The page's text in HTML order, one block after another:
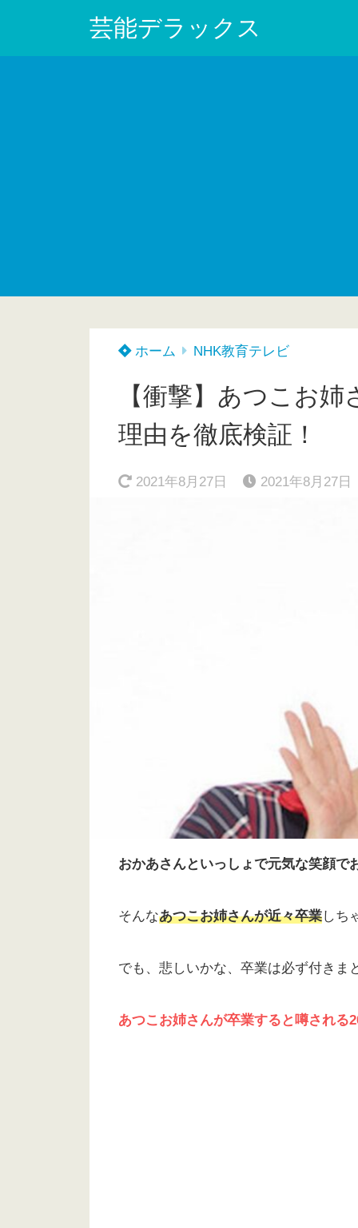
芸能デラックス
ホーム NHK教育テレビ
【衝撃】あつこお
理由を徹底検証！
2021年8月27日 2021年8月27日
おかあさんといっしょで元気な笑顔で
そんなあつこお姉さんが近々卒業しち
でも、悲しいかな、卒業は必ず付きま
あつこお姉さんが卒業すると噂される